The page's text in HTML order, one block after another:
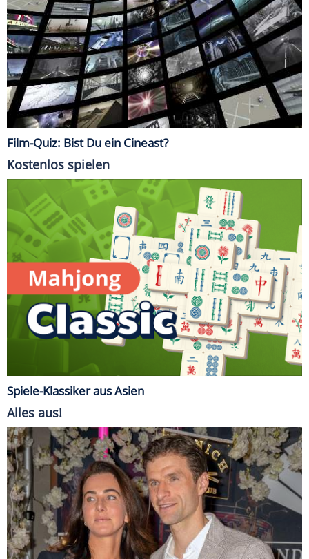
Film-Quiz: Bist Du ein Cineast?
Kostenlos spielen
Spiele-Klassiker aus Asien
Alles aus!